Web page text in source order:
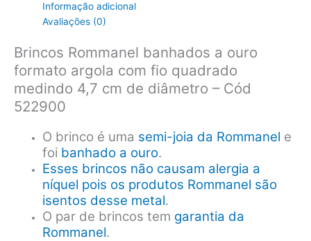
diâmetro
-
Cód
522900
quantidade
Informação adicional
Avaliações (0)
Brincos Rommanel banhados a ouro
formato argola com fio quadrado
medindo 4,7 cm de diâmetro – Cód
522900
O brinco é uma semi-joia da Rommanel e
foi banhado a ouro.
Esses brincos não causam alergia a
níquel pois os produtos Rommanel são
isentos desse metal.
O par de brincos tem garantia da
Rommanel.